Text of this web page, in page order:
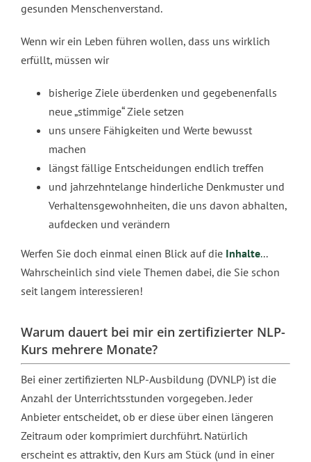
gesunden Menschenverstand.
Wenn wir ein Leben führen wollen, dass uns wirklich
erfüllt, müssen wir
bisherige Ziele überdenken und gegebenenfalls
neue „stimmige“ Ziele setzen
uns unsere Fähigkeiten und Werte bewusst
machen
längst fällige Entscheidungen endlich treffen
und jahrzehntelange hinderliche Denkmuster und
Verhaltensgewohnheiten, die uns davon abhalten,
aufdecken und verändern
Werfen Sie doch einmal einen Blick auf die Inhalte...
Wahrscheinlich sind viele Themen dabei, die Sie schon
seit langem interessieren!
Warum dauert bei mir ein zertifizierter NLP-
Kurs mehrere Monate?
Bei einer zertifizierten NLP-Ausbildung (DVNLP) ist die
Anzahl der Unterrichtsstunden vorgegeben. Jeder
Anbieter entscheidet, ob er diese über einen längeren
Zeitraum oder komprimiert durchführt. Natürlich
erscheint es attraktiv, den Kurs am Stück (und in einer